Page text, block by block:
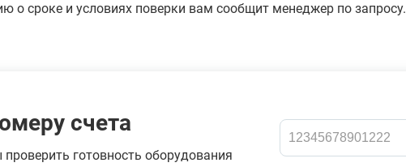
о сроке и условиях поверки вам сообщит менеджер по запросу.
счета
готовность оборудования